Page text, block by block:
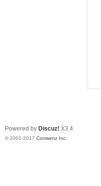
Powered by Discuz! X3.4
© 2001-2017 Comsenz Inc.